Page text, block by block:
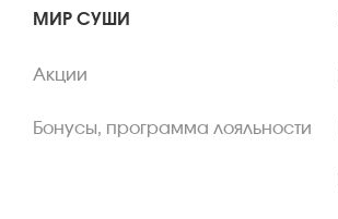
МИР СУШИ
Акции
Бонусы, программа лояльности